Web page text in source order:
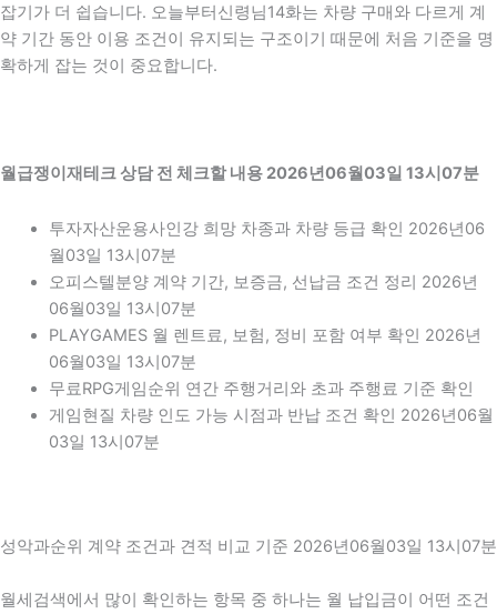
잡기가 더 쉽습니다. 오늘부터신령님14화는 차량 구매와 다르게 계
약 기간 동안 이용 조건이 유지되는 구조이기 때문에 처음 기준을 명
확하게 잡는 것이 중요합니다.
월급쟁이재테크 상담 전 체크할 내용 2026년06월03일 13시07분
투자자산운용사인강 희망 차종과 차량 등급 확인 2026년06
월03일 13시07분
오피스텔분양 계약 기간, 보증금, 선납금 조건 정리 2026년
06월03일 13시07분
PLAYGAMES 월 렌트료, 보험, 정비 포함 여부 확인 2026년
06월03일 13시07분
무료RPG게임순위 연간 주행거리와 초과 주행료 기준 확인
게임현질 차량 인도 가능 시점과 반납 조건 확인 2026년06월
03일 13시07분
성악과순위 계약 조건과 견적 비교 기준 2026년06월03일 13시07분
월세검색에서 많이 확인하는 항목 중 하나는 월 납입금이 어떤 조건